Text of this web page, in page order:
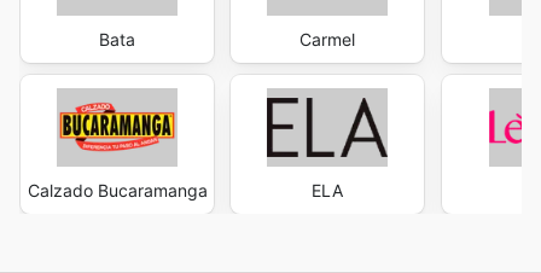
Bata
Calzado Bucaramanga
Carmel
ELA